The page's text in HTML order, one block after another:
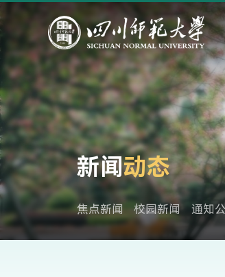
新闻动态
焦点新闻 校园新闻 通知